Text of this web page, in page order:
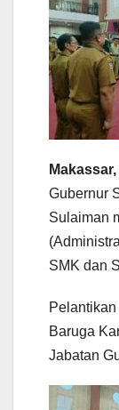
Gubernur
Sulaiman
SMK dan
Baruga
Jabatan